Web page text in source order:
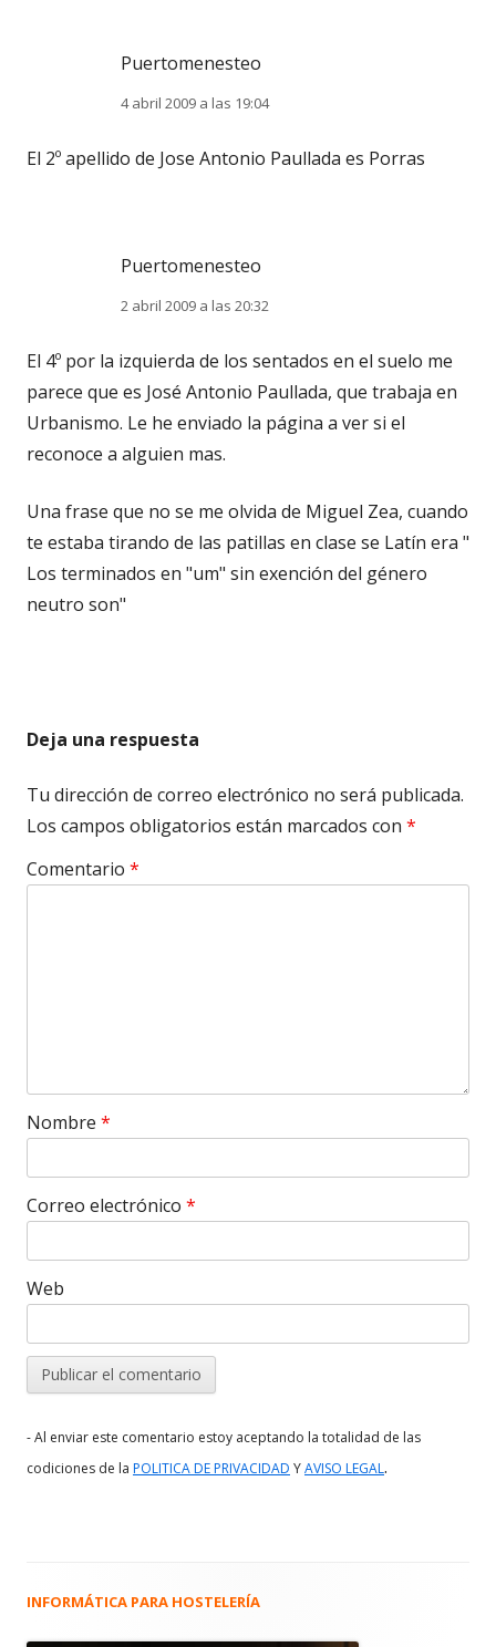
Puertomenesteo
4 abril 2009 a las 19:04
El 2º apellido de Jose Antonio Paullada es Porras
Puertomenesteo
2 abril 2009 a las 20:32
El 4º por la izquierda de los sentados en el suelo me
parece que es José Antonio Paullada, que trabaja en
Urbanismo. Le he enviado la página a ver si el
reconoce a alguien mas.
Una frase que no se me olvida de Miguel Zea, cuando
te estaba tirando de las patillas en clase se Latín era "
Los terminados en "um" sin exención del género
neutro son"
Deja una respuesta
Tu dirección de correo electrónico no será publicada.
Los campos obligatorios están marcados con *
Comentario *
Nombre *
Correo electrónico *
Web
- Al enviar este comentario estoy aceptando la totalidad de las
codiciones de la POLITICA DE PRIVACIDAD YAVISO LEGAL.
Barra
INFORMÁTICA PARA HOSTELERÍA